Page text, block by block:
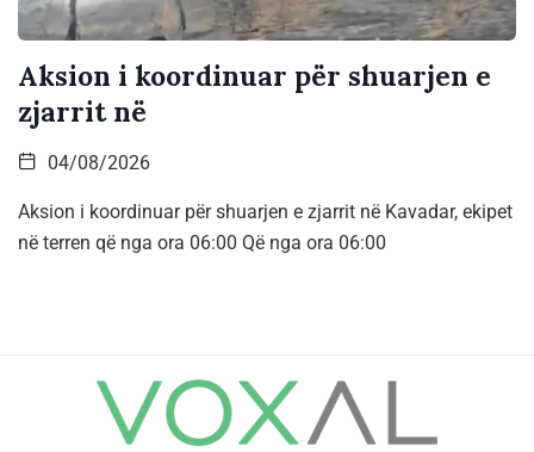
Aksion i koordinuar për shuarjen e
zjarrit në
04/08/2026
Aksion i koordinuar për shuarjen e zjarrit në Kavadar, ekipet
në terren që nga ora 06:00 Që nga ora 06:00